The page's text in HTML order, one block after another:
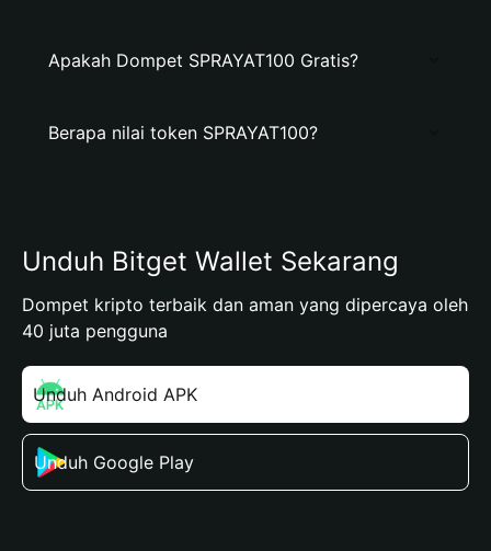
Apakah Dompet SPRAYAT100 Gratis?
Berapa nilai token SPRAYAT100?
Unduh Bitget Wallet Sekarang
Dompet kripto terbaik dan aman yang dipercaya oleh
40 juta pengguna
Unduh Android APK
Unduh Google Play